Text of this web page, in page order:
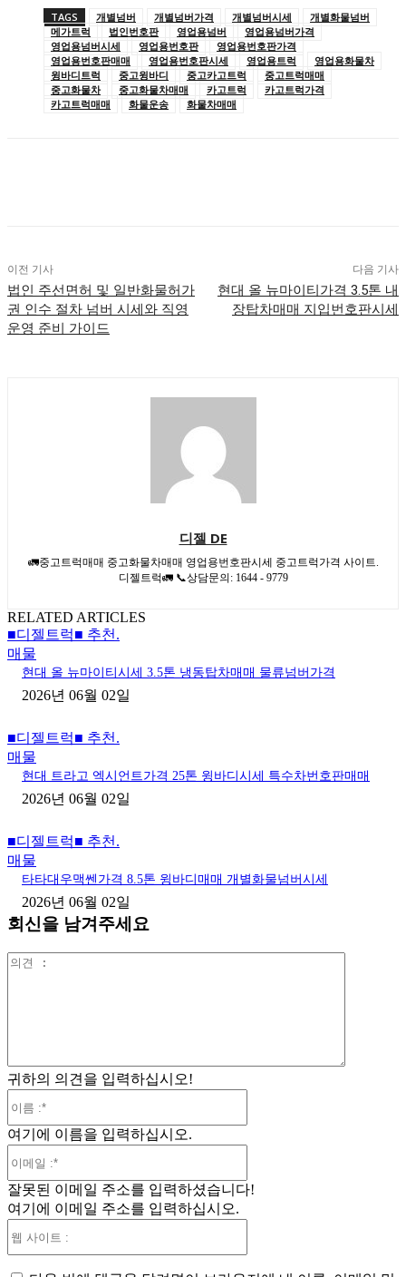
TAGS 개별넘버 개별넘버가격 개별넘버시세
개별화물넘버
메가트럭
법인번호판 영업용넘버
영업용넘버가격
영업용넘버시세
영업용번호판
영업용번호판가격
영업용번호판매매
영업용번호판시세 영업용트럭
영업용화물차
윙바디트럭
중고윙바디 중고카고트럭
중고트럭매매
중고화물차
중고화물차매매 카고트럭
카고트럭가격
카고트럭매매
화물운송 화물차매매
이전 기사
법인 주선면허 및 일반화물허가
권 인수 절차 넘버 시세와 직영
운영 준비 가이드
다음 기사
현대 올 뉴마이티가격 3.5톤 내
장탑차매매 지입번호판시세
디젤 DE
🚛중고트럭매매 중고화물차매매 영업용번호판시세 중고트럭가격 사이트.
디젤트럭🚛 📞상담문의: 1644 - 9779
RELATED ARTICLES
■디젤트럭■ 추천.
매물
현대 올 뉴마이티시세 3.5톤 냉동탑차매매 물류넘버가격
2026년 06월 02일
■디젤트럭■ 추천.
매물
현대 트라고 엑시언트가격 25톤 윙바디시세 특수차번호판매매
2026년 06월 02일
■디젤트럭■ 추천.
매물
타타대우맥쎈가격 8.5톤 윙바디매매 개별화물넘버시세
2026년 06월 02일
회신을 남겨주세요
귀하의 의견을 입력하십시오!
여기에 이름을 입력하십시오.
일
잘못된 이메일 주소를 입력하셨습니다!
여기에 이메일 주소를 입력하십시오.